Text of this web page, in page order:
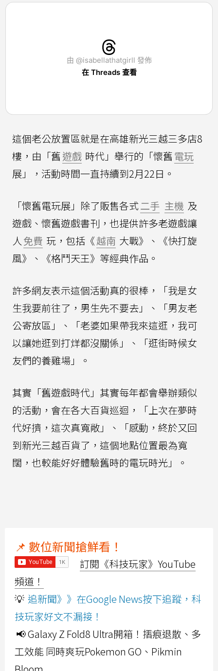
由 @isabellathatgirll 發佈
在 Threads 查看
這個老公放置區就是在高雄新光三越三多店8
樓，由「舊遊戲 時代」舉行的「懷舊電玩
展」，活動時間一直持續到2月22日。
「懷舊電玩展」除了販售各式二手 主機 及
遊戲、懷舊遊戲書刊，也提供許多老遊戲讓
人 免費 玩，包括《越南 大戰》、《快打旋
風》、《格鬥天王》等經典作品。
許多網友表示這個活動真的很棒，「我是女
生我要前往了，男生先不要去」、「男友老
公寄放區」、「老婆如果帶我來這逛，我可
以讓她逛到打烊都沒關係」、「逛街時候女
友們的養雞場」。
其實「舊遊戲時代」其實每年都會舉辦類似
的活動，會在各大百貨巡迴，「上次在夢時
代好擠，這次真寬敞」、「感動，終於又回
到新光三越百貨了，這個地點位置最為寬
闊，也較能好好體驗舊時的電玩時光」。
📌 數位新聞搶鮮看！
訂閱《科技玩家》YouTube
頻道！
💡 追新聞》》在Google News按下追蹤，科
技玩家好文不漏接！
📢 Galaxy Z Fold8 Ultra開箱！摺痕退散、多
工效能 同時爽玩Pokemon GO、Pikmin